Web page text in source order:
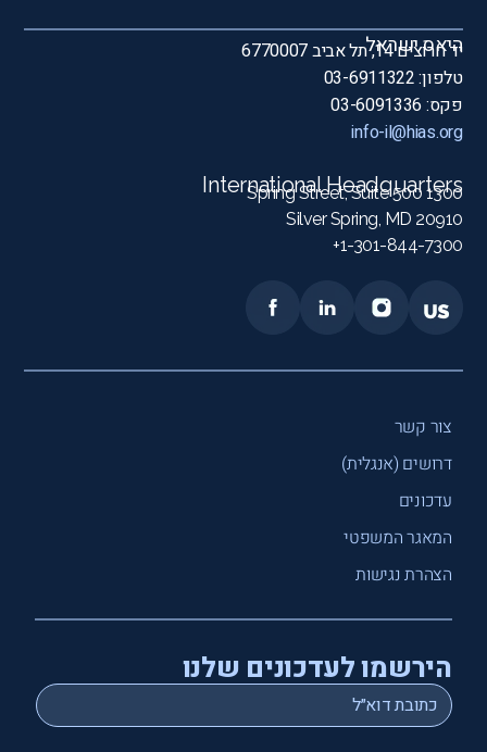
היאס ישראל
יד חרוצים 14, תל אביב 6770007
טלפון: 03-6911322
פקס: 03-6091336
info-il@hias.org
International Headquarters
1300 Spring Street, Suite 500
Silver Spring, MD 20910
1-301-844-7300+
צור קשר
דרושים (אנגלית)
עדכונים
המאגר המשפטי
הצהרת נגישות
הירשמו לעדכונים שלנו
Email
*